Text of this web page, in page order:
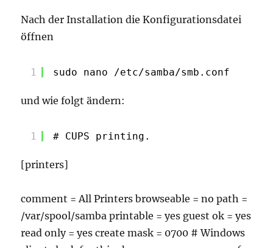
Nach der Installation die Konfigurationsdatei
öffnen
1 sudo nano /etc/samba/smb.conf
und wie folgt ändern:
1 # CUPS printing.
[printers]
comment = All Printers browseable = no path =
/var/spool/samba printable = yes guest ok = yes
read only = yes create mask = 0700 # Windows